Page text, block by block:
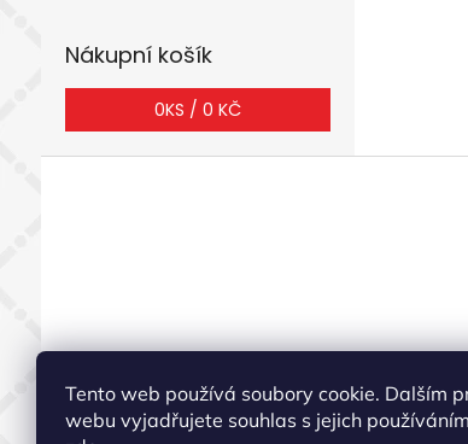
Tento web používá soubory cookie. Dalším
webu vyjadřujete souhlas s jejich
Nákupní košík
0KS / 0 KČ